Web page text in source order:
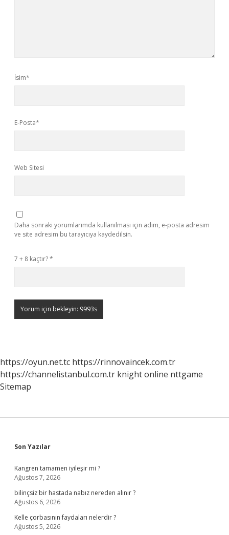
İsim*
E-Posta*
Web Sitesi
Daha sonraki yorumlarımda kullanılması için adım, e-posta adresim
ve site adresim bu tarayıcıya kaydedilsin.
7 + 8 kaçtır?*
https://oyun.net.tc https://rinnovaincek.com.tr
https://channelistanbul.com.tr knight online nttgame
Sitemap
Sidebar
Son Yazılar
Kangren tamamen iyileşir mi ?
Ağustos 7, 2026
bilinçsiz bir hastada nabız nereden alınır ?
Ağustos 6, 2026
Kelle çorbasının faydaları nelerdir ?
Ağustos 5, 2026